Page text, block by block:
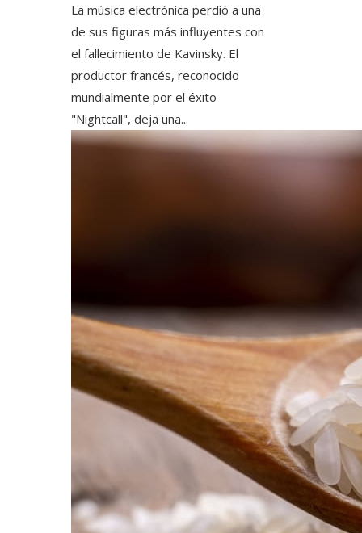
La música electrónica perdió a una
de sus figuras más influyentes con
el fallecimiento de Kavinsky. El
productor francés, reconocido
mundialmente por el éxito
"Nightcall", deja una...